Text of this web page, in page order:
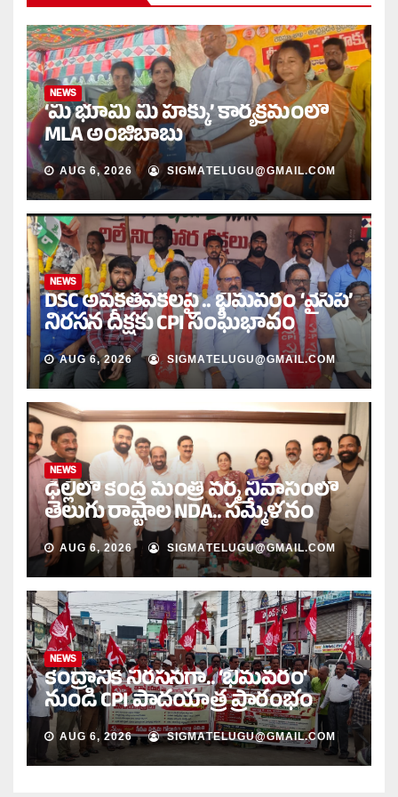
NEWS
‘మీ భూమి మీ హక్కు’ కార్యక్రమంలో
MLA అంజిబాబు
AUG 6, 2026 SIGMATELUGU@GMAIL.COM
NEWS
DSC అవకతవకలపై .. భీమవరం ‘వైసీపీ’
నిరసన దీక్షకు CPI సంఘీభావం
AUG 6, 2026 SIGMATELUGU@GMAIL.COM
NEWS
ఢిల్లీలో కేంద్ర మంత్రి వర్మ నివాసంలో
తెలుగు రాష్ట్రాల NDA.. సమ్మేళనం
AUG 6, 2026 SIGMATELUGU@GMAIL.COM
NEWS
కేంద్రానికి నిరసనగా.. ‘భీమవరం’
నుండి CPI పాదయాత్ర ప్రారంభం
AUG 6, 2026 SIGMATELUGU@GMAIL.COM